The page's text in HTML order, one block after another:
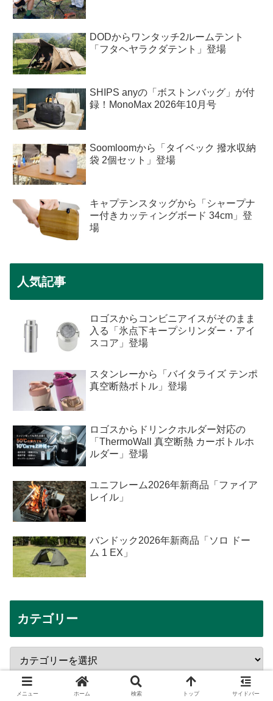
DODからワンタッチ2ルームテント
「フタヘヤラクダテント」登場
SHIPS anyの「ボストンバッグ」が付
録！MonoMax 2026年10月号
Soomloomから「タイベック 撥水収納
袋 2個セット」登場
キャプテンスタッグから「シャープナ
ー付きカッティングボード 34cm」登
場
人気記事
ロゴスからコンビニアイスがそのまま
入る「氷点下キープシリンダー・アイ
スコア」登場
スタンレーから「バイタライズ テンポ
真空断熱ボトル」登場
ロゴスからドリンクホルダー対応の
「ThermoWall 真空断熱 カーボトルホ
ルダー」登場
ユニフレーム2026年新商品「ファイア
レイル」
バンドック2026年新商品「ソロ ドー
ム 1 EX」
カテゴリー
メニュー ホーム 検索 トップ サイドバー